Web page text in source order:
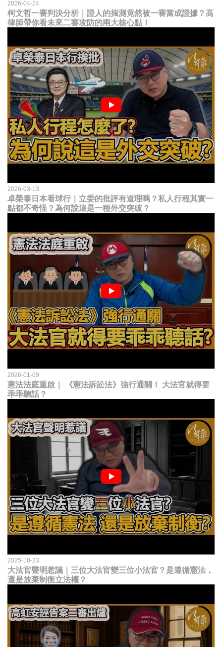
2026-04-24
柯文哲一審判決分析｜證人的揣測竟然被一審當成證據？高
律師帶你看未來二審攻防的兩大核心點！
2026-03-13
卓榮泰日本看球行｜立委的批評有道理嗎？私人行程其實一
點都不奇怪？為何說這是一種外交突破？
2026-01-09
憲法法庭重啟｜ 《憲法訴訟法》強行通關！ 大法官就得要
乖乖聽話？
2025-10-23
大法官聲明惹議｜三位大法官變三位小法官？是遵循憲法，
還是放棄制衡立法權？